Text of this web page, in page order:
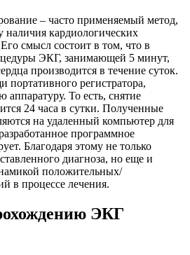
– часто применяемый метод,
кардиологических
смысл состоит в том, что в
ЭКГ, занимающей 5 минут,
производится в течение суток.
портативного регистратора,
То есть, снятие
24 часа в сутки. Полученные
на удаленный компьютер для
программное
Благодаря этому не только
диагноза, но еще и
положительных/
в процессе лечения.
ЭКГ